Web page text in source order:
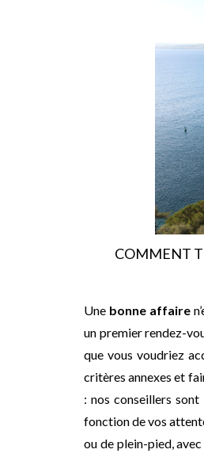
COMMENT
Une bonne affaire
un premier rendez-
que vous voudriez
critères annexes et
: nos conseillers
fonction de vos
ou de plein-pied,